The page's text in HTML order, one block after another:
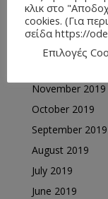
March 2020
February 2020
January 2020
November 2019
October 2019
September 2019
August 2019
July 2019
June 2019
κλικ στο
cookies. (Για
σείδα https://
Επιλογές